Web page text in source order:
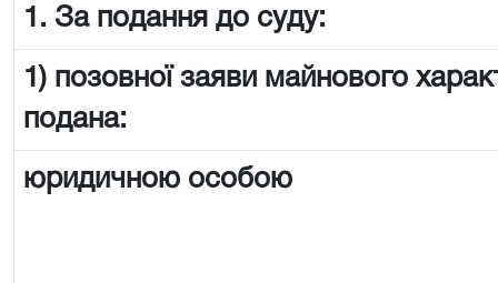
1. За подання до суду:
1) позовної заяви майнового
подана:
юридичною особою